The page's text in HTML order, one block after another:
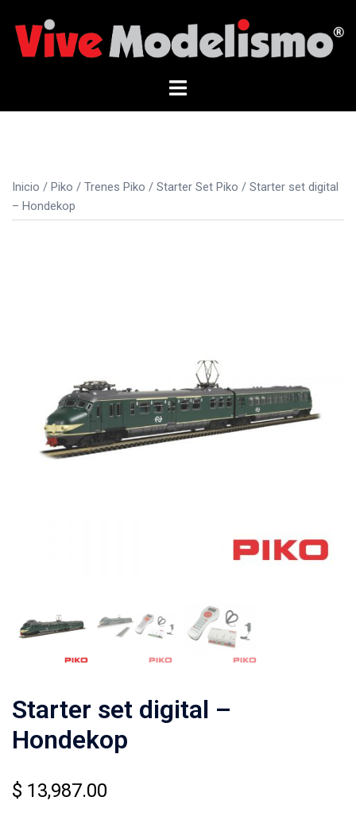
contenido
Alternar
Inicio / Piko / Trenes Piko / Starter Set Piko / Starter set digital
– Hondekop
Starter set digital –
Hondekop
$ 13,987.00